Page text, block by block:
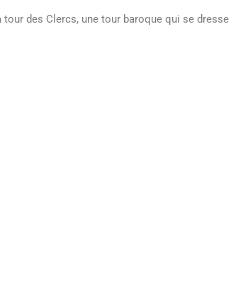
des Clercs, une tour baroque qui se dresse